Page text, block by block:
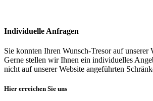
Individuelle Anfragen
Sie konnten Ihren Wunsch-Tresor auf unserer
Gerne stellen wir Ihnen ein individuelles
nicht auf unserer Website angeführten
Hier erreichen Sie uns